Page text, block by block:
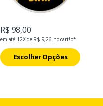
R$ 98,00
em até 12X de R$ 9,26 no cartão*
Escolher Opções